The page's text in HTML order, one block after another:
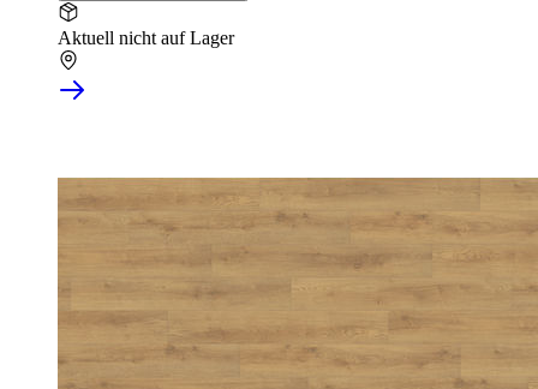
Aktuell nicht auf Lager